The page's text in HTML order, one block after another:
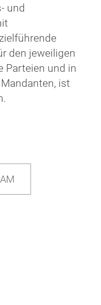
und
den jeweiligen
Parteien und in
ist